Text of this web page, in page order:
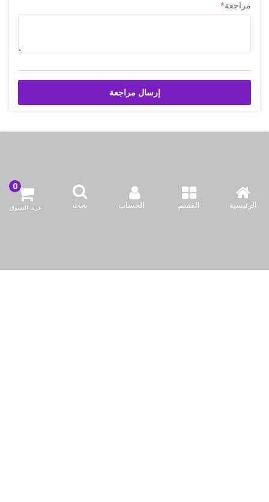
الرئيسية القسم الحساب بحث عربة التسوق
مراجعة
إرسال مراجعة
شركة بازاركوم للتجهيزات الغدائية